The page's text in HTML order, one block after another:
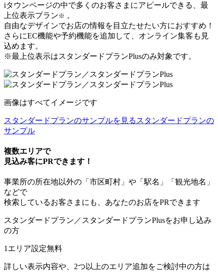
iタウンページの中で多くのお客さまにアピールできる、最
上位表示プラン ※ 。
自由なデザインでお店の情報を目立たせたい方におすすめ！
さらにEC機能や予約機能を追加して、オンライン集客も見
込めます。
※最上位表示はスタンダードプランPlusのみ対象です。
画像はすべてイメージです
スタンダードプランのサンプルを見る スタンダードプランの
サンプル
複数エリアで
見込み客にPRできます！
事業所の所在地以外の「市区町村」や「駅名」「観光地名」
などで
検索しているお客さまにも、あなたのお店をPRできます
スタンダードプラン／スタンダードプランPlusをお申し込み
の方
1エリア設定無料
詳しい表示内容や、2つ以上のエリア追加をご検討中の方は